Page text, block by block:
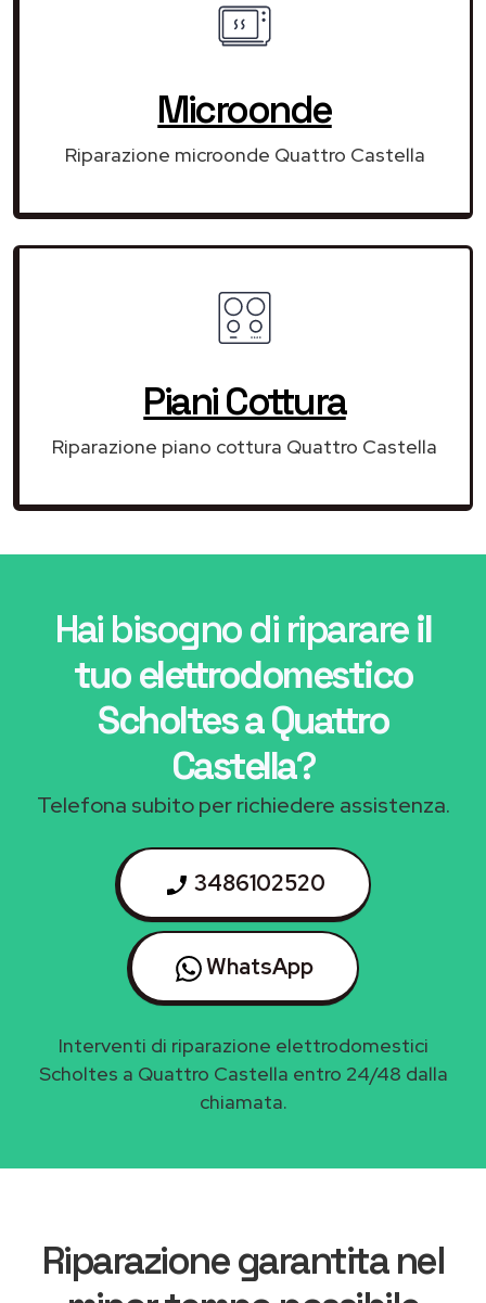
Microonde
Riparazione microonde Quattro Castella
Piani Cottura
Riparazione piano cottura Quattro Castella
Hai bisogno di riparareil
tuo elettrodomestico
Scholtes a Quattro
Castella?
Telefona subito per richiedere assistenza.
3486102520
WhatsApp
Interventi di riparazione elettrodomestici
Scholtes a Quattro Castella entro 24/48 dalla
chiamata.
Riparazione garantita nel